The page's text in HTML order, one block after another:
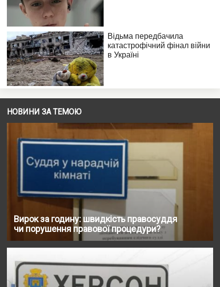
НОВИНИ ЗА ТЕМОЮ
Вирок за годину: швидкість правосуддя
чи порушення правової процедури?